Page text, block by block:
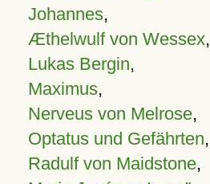
Johannes,
Æthelwulf von Wessex,
Lukas Bergin,
Maximus,
Nerveus von Melrose,
Optatus und Gefährten,
Radulf von Maidstone,